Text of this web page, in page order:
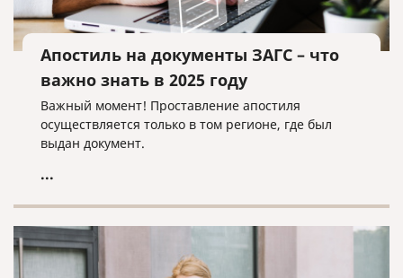
Апостиль на документы ЗАГС – что
важно знать в 2025 году
Важный момент! Проставление апостиля
осуществляется только в том регионе, где был
выдан документ.
...